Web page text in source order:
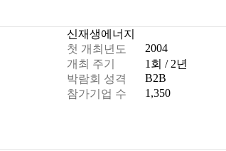
신재생에너지
첫 개최년도
2004
개최 주기
1회 / 2년
박람회 성격
B2B
참가기업 수
1,350